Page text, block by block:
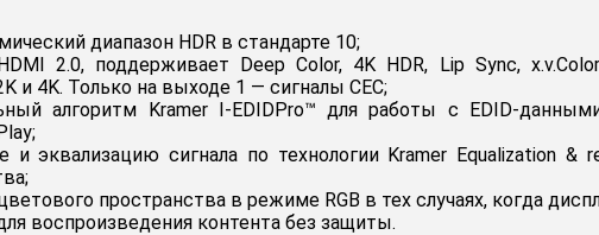
диапазон HDR в стандарте 10;
2.0, поддерживает Deep Color, 4K HDR, Lip Sync,
и 4K. Только на выходе 1 — сигналы CEC;
алгоритм Kramer I-EDIDPro™ для работы с EDID-
и эквализацию сигнала по технологии Kramer Equalization
пространства в режиме RGB в тех случаях, когда
воспроизведения контента без защиты.